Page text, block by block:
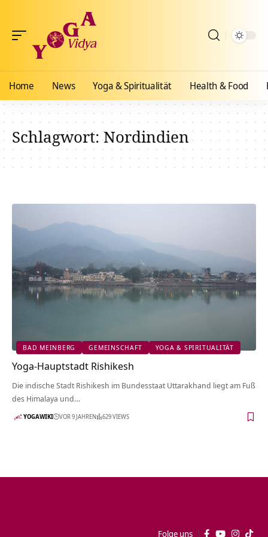
Home News Yoga & Spiritualität Health & Food
Schlagwort:Nordindien
BAD MEINBERG GEMEINSCHAFT YOGA & SPIRITUALITÄT
Yoga-Hauptstadt Rishikesh
Die indische Stadt Rishikesh im Bundesstaat Uttarakhand liegt am Fuß
des Himalaya und…
YOGAWIKI VOR 9 JAHREN 629 VIEWS
Folge uns